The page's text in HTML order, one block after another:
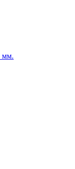
мм.